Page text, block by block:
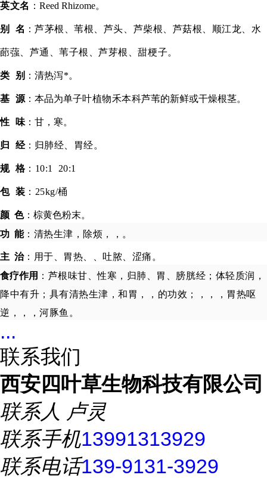
英文名 ：Reed Rhizome。
别 名 ：芦茅根 、苇根、 芦头 芦柴根、芦菇根、顺江龙、水
蓈蔃、芦通、苇子根、芦芽根、甜梗子。
类 别 ：清热泻*。
基 源 ：本品为单子叶植物禾本科芦苇的新鲜或干燥根茎。
性 味 ：甘，寒。
归 经：归肺经 胃经。
规 格：10:1 20:1
包 装 ：25kg/桶
颜 色：棕黄色粉末。
功 能：清热生津，除烦，，。
主 治：用于、胃热、
、吐脓、涩痛。
食疗作用 ：芦根味甘、性寒，归肺、胃、膀胱经；体轻质润，
降中有升；具有清热生津，和胃，，的功效；，，，胃热呕
逆，，，河豚鱼。
...
联系我们
西安四叶草生物科技有限公司
联系人 卢灵
联系手机13991313929
联系电话139-9131-3929